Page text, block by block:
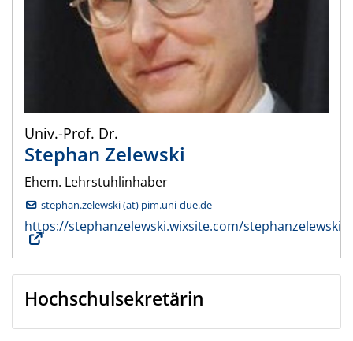
Univ.-Prof. Dr.
Stephan Zelewski
Ehem. Lehrstuhlinhaber
stephan.zelewski (at) pim.uni-due.de
https://stephanzelewski.wixsite.com/stephanzelewski
Hochschulsekretärin